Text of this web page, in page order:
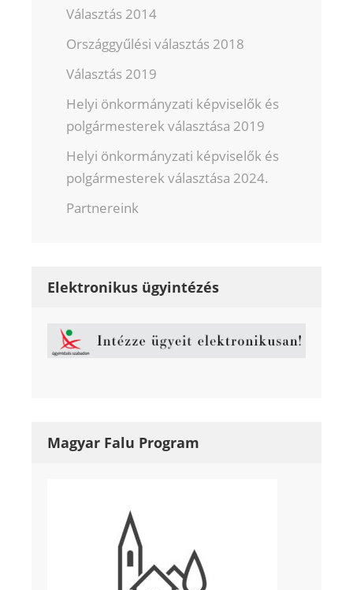
Választás 2014
Országgyűlési választás 2018
Választás 2019
Helyi önkormányzati képviselők és
polgármesterek választása 2019
Helyi önkormányzati képviselők és
polgármesterek választása 2024.
Partnereink
Elektronikus ügyintézés
Magyar Falu Program